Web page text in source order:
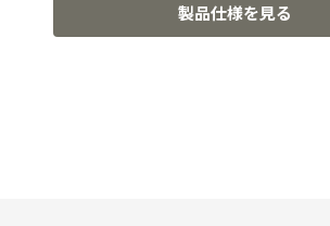
製品仕様を見る